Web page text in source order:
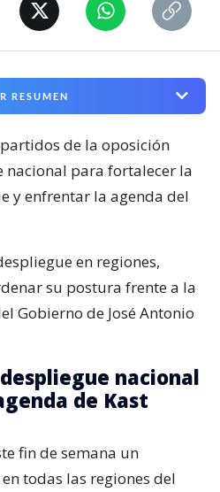
RESUMEN
de la oposición
nacional para fortalecer la
y enfrentar la agenda del
en regiones,
su postura frente a la
Gobierno de José Antonio
nacional
de Kast
fin de semana un
todas las regiones del